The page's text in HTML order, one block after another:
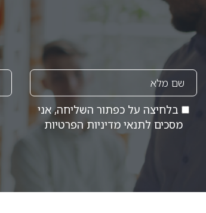
בלחיצה על כפתור השליחה, אני
מסכים לתנאי מדיניות הפרטיות